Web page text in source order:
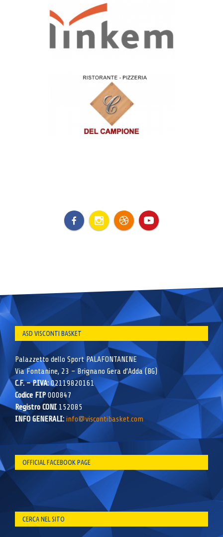
ASD VISCONTI BASKET
Palazzetto dello Sport PALAFONTANINE
Via Fontanine, 23 – Brignano Gera d’Adda (BG)
C.F. – P.IVA:02119820161
Codice FIP000847
Registro CONI 152085
INFO GENERALI: info@viscontibasket.com
OFFICIAL FACEBOOK PAGE
CERCA NEL SITO